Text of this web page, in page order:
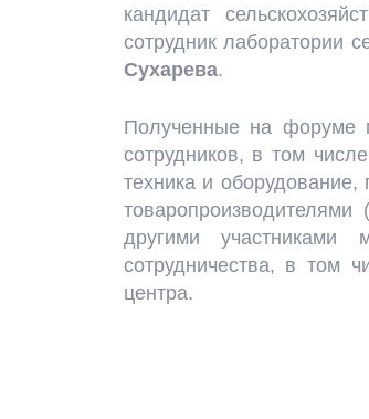
кандидат
сотрудник лаборатории
Сухарева.
Полученные на форуме
сотрудников, в том
техника и
другими участниками
сотрудничества, в том
центра.